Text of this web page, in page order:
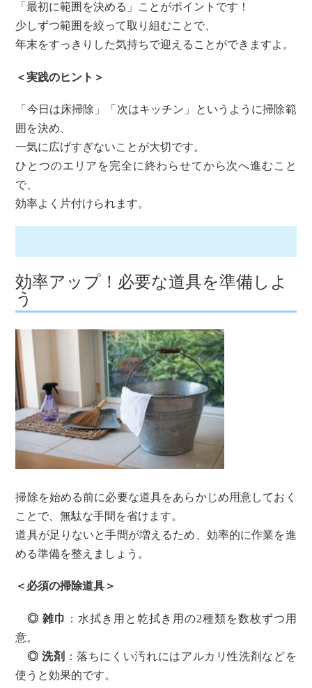
「最初に範囲を決める」ことがポイントです！
少しずつ範囲を絞って取り組むことで、
年末をすっきりした気持ちで迎えることができますよ。
＜実践のヒント＞
「今日は床掃除」「次はキッチン」というように掃除範
囲を決め、
一気に広げすぎないことが大切です。
ひとつのエリアを完全に終わらせてから次へ進むこと
で、
効率よく片付けられます。
効率アップ！必要な道具を準備しよ
う
掃除を始める前に必要な道具をあらかじめ用意しておく
ことで、無駄な手間を省けます。
道具が足りないと手間が増えるため、効率的に作業を進
める準備を整えましょう。
＜必須の掃除道具＞
◎ 雑巾 ：水拭き用と乾拭き用の2種類を数枚ずつ用
意。
◎ 洗剤
：落ちにくい汚れにはアルカリ性洗剤などを
使うと効果的です。